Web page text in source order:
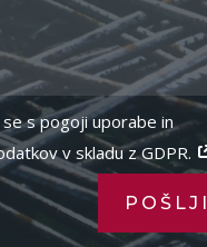
s pogoji uporabe in
v skladu z GDPR.
POŠLJI